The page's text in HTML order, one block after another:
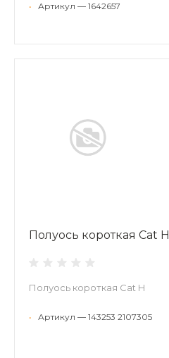
• Артикул — 1642657
Полуось короткая Cat H
Полуось короткая Cat H
• Артикул — 143253 2107305